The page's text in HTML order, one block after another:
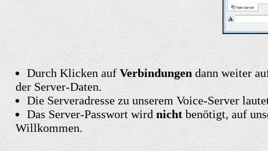
Durch Klicken aufVerbindungendann weiter
der Server-Daten.
Die Serveradresse zu unserem Voice-Server
Das Server-Passwort wirdnichtbenötigt, auf
Willkommen.